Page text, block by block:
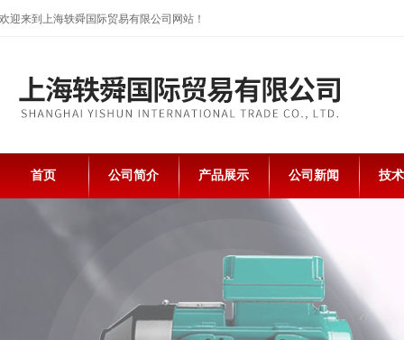
欢迎来到上海轶舜国际贸易有限公司网站！
首页 公司简介 产品展示 公司新闻 技